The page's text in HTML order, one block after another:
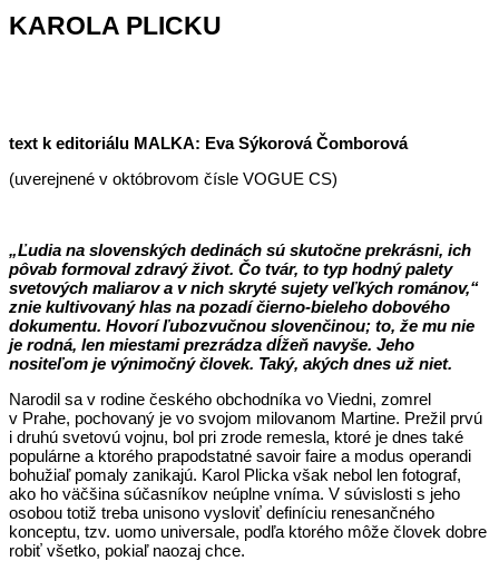
KAROLA PLICKU
text k editoriálu MALKA: Eva Sýkorová Čomborová
(uverejnené v októbrovom čísle VOGUE CS)
„Ľudia na slovenských dedinách sú skutočne prekrásni, ich
pôvab formoval zdravý život. Čo tvár, to typ hodný palety
svetových maliarov a v nich skryté sujety veľkých románov,“
znie kultivovaný hlas na pozadí čierno-bieleho dobového
dokumentu. Hovorí ľubozvučnou slovenčinou; to, že mu nie
je rodná, len miestami prezrádza dĺžeň navyše. Jeho
nositeľom je výnimočný človek. Taký, akých dnes už niet.
Narodil sa v rodine českého obchodníka vo Viedni, zomrel
v Prahe, pochovaný je vo svojom milovanom Martine. Prežil prvú
i druhú svetovú vojnu, bol pri zrode remesla, ktoré je dnes také
populárne a ktorého prapodstatné savoir faire a modus operandi
bohužiaľ pomaly zanikajú. Karol Plicka však nebol len fotograf,
ako ho väčšina súčasníkov neúplne vníma. V súvislosti s jeho
osobou totiž treba unisono vysloviť definíciu renesančného
konceptu, tzv. uomo universale, podľa ktorého môže človek dobre
robiť všetko, pokiaľ naozaj chce.